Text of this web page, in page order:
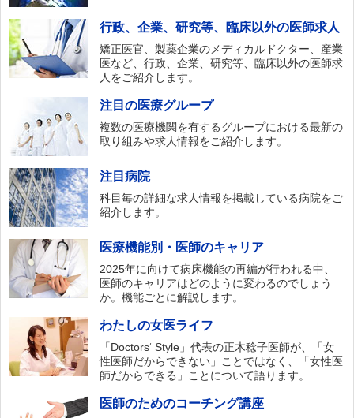
行政、企業、研究等、臨床以外の医師求人
矯正医官、製薬企業のメディカルドクター、産業
医など、行政、企業、研究等、臨床以外の医師求
人をご紹介します。
注目の医療グループ
複数の医療機関を有するグループにおける最新の
取り組みや求人情報をご紹介します。
注目病院
科目毎の詳細な求人情報を掲載している病院をご
紹介します。
医療機能別・医師のキャリア
2025年に向けて病床機能の再編が行われる中、
医師のキャリアはどのように変わるのでしょう
か。機能ごとに解説します。
わたしの女医ライフ
「Doctors‘ Style」代表の正木稔子医師が、「女
性医師だからできない」ことではなく、「女性医
師だからできる」ことについて語ります。
医師のためのコーチング講座